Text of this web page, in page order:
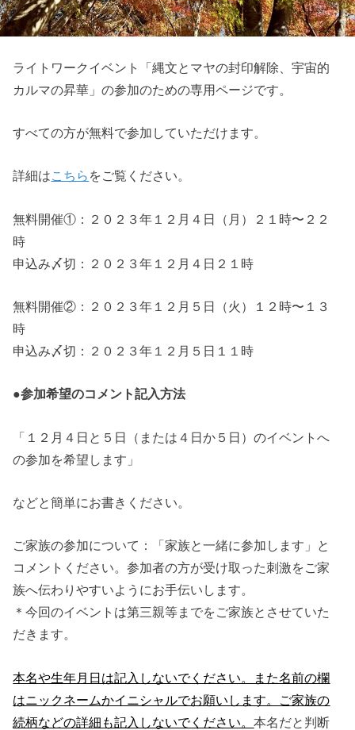
ライトワークイベント「縄文とマヤの封印解除、宇宙的
カルマの昇華」の参加のための専用ページです。
すべての方が無料で参加していただけます。
詳細はこちら をご覧ください。
無料開催①：２０２３年１２月４日（月）２１時〜２２
時
申込み〆切：２０２３年１２月４日２１時
無料開催②：２０２３年１２月５日（火）１２時〜１３
時
申込み〆切：２０２３年１２月５日１１時
●参加希望のコメント記入方法
「１２月４日と５日（または４日か５日）のイベントへ
の参加を希望します」
などと簡単にお書きください。
ご家族の参加について：「家族と一緒に参加します」と
コメントください。参加者の方が受け取った刺激をご家
族へ伝わりやすいようにお手伝いします。
＊今回のイベントは第三親等までをご家族とさせていた
だきます。
本名や生年月日は記入しないでください。また名前の欄
はニックネームかイニシャルでお願いします。ご家族の
続柄などの詳細も記入しないでください。本名だと判断